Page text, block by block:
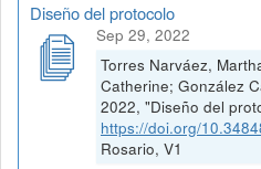
Diseño del protocolo
Sep 29, 2022
Torres Narváez,
Catherine; González
2022, "Diseño del
https://doi.org/
Rosario, V1